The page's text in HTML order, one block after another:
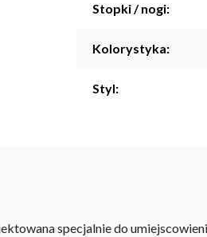
Stopki / nogi:
Kolorystyka:
Styl:
specjalnie do